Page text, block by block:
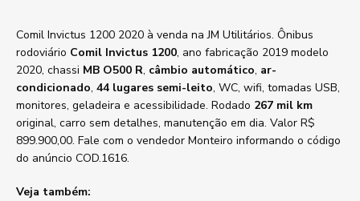
Comil Invictus 1200 2020 à venda na JM Utilitários. Ônibus
rodoviário Comil Invictus 1200, ano fabricação 2019 modelo
2020, chassi MB O500 R, câmbio automático, ar-
condicionado, 44 lugares semi-leito, WC, wifi, tomadas USB,
monitores, geladeira e acessibilidade. Rodado 267 mil km
original, carro sem detalhes, manutenção em dia. Valor R$
899.900,00. Fale com o vendedor Monteiro informando o código
do anúncio COD.1616.
Veja também: